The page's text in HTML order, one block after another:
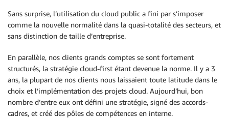
Sans surprise, l’utilisation du cloud public a fini par s’imposer
comme la nouvelle normalité dans la quasi-totalité des secteurs, et
sans distinction de taille d’entreprise.
En parallèle, nos clients grands comptes se sont fortement
structurés, la stratégie cloud-first étant devenue la norme. Il y a 3
ans, la plupart de nos clients nous laissaient toute latitude dans le
choix et l’implémentation des projets cloud. Aujourd’hui, bon
nombre d’entre eux ont défini une stratégie, signé des accords-
cadres, et créé des pôles de compétences en interne.